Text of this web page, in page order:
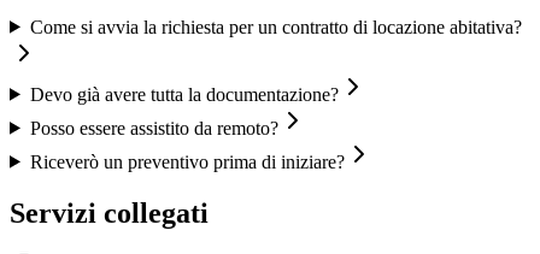
Come si avvia la richiesta per un contratto di locazione abitativa?
Devo già avere tutta la documentazione?
Posso essere assistito da remoto?
Riceverò un preventivo prima di iniziare?
Servizi collegati